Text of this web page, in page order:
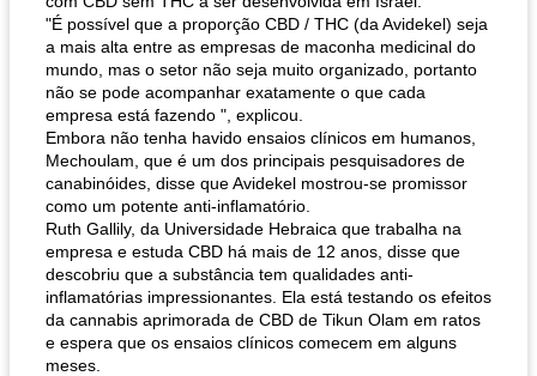
"É possível que a proporção CBD / THC (da Avidekel) seja
a mais alta entre as empresas de maconha medicinal do
mundo, mas o setor não seja muito organizado, portanto
não se pode acompanhar exatamente o que cada
empresa está fazendo ", explicou.
Embora não tenha havido ensaios clínicos em humanos,
Mechoulam, que é um dos principais pesquisadores de
canabinóides, disse que Avidekel mostrou-se promissor
como um potente anti-inflamatório.
Ruth Gallily, da Universidade Hebraica que trabalha na
empresa e estuda CBD há mais de 12 anos, disse que
descobriu que a substância tem qualidades anti-
inflamatórias impressionantes. Ela está testando os efeitos
da cannabis aprimorada de CBD de Tikun Olam em ratos
e espera que os ensaios clínicos comecem em alguns
meses.